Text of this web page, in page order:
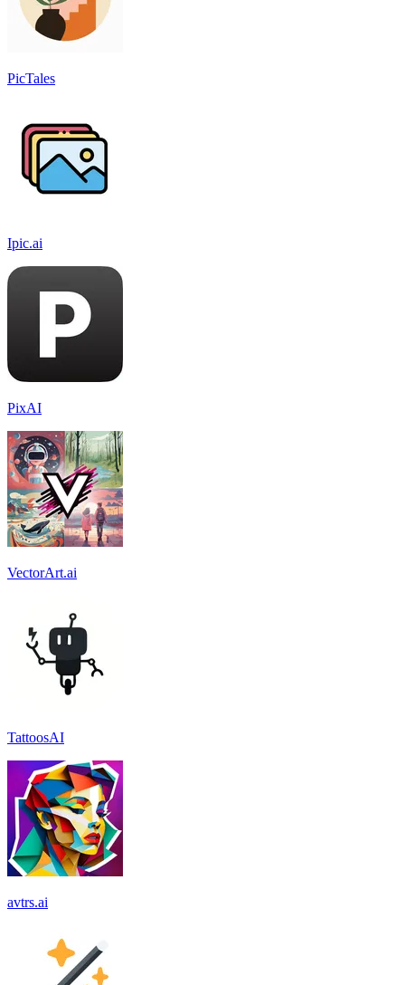
PicTales
Ipic.ai
PixAI
VectorArt.ai
TattoosAI
avtrs.ai